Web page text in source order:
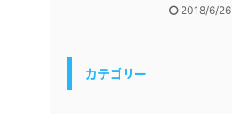
2018/6/26
カテゴリー